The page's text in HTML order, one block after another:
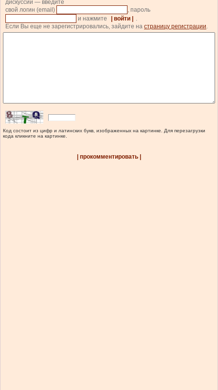
дискуссии — введите
свой логин (email)
, пароль
и нажмите
| войти |
Если Вы еще не зарегистрировались, зайдите на страницу регистрации
Код состоит из цифр и латинских букв, изображенных на картинке. Для перезагрузки
кода кликните на картинке.
| прокомментировать |